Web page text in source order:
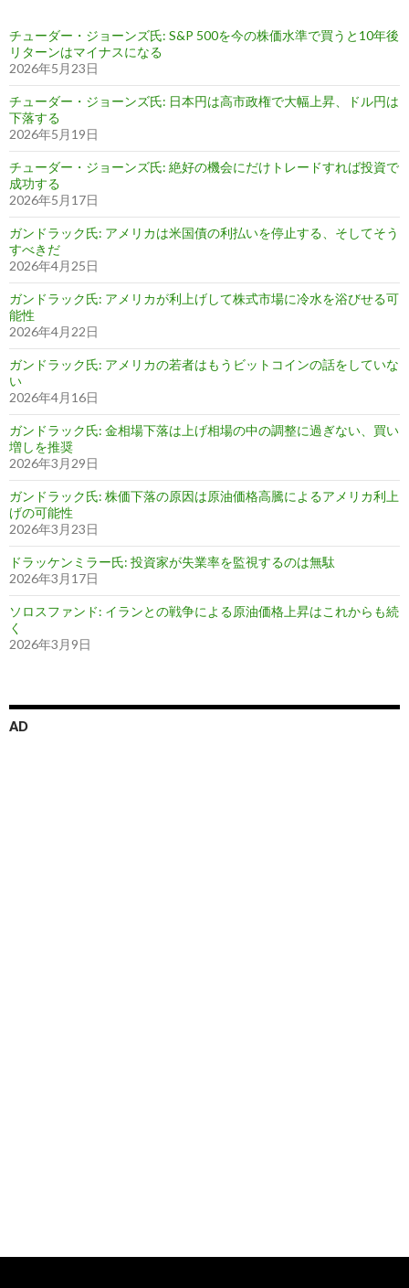
チューダー・ジョーンズ氏: S&P 500を今の株価水準で買うと10年後
リターンはマイナスになる
2026年5月23日
チューダー・ジョーンズ氏: 日本円は高市政権で大幅上昇、ドル円は
下落する
2026年5月19日
チューダー・ジョーンズ氏: 絶好の機会にだけトレードすれば投資で
成功する
2026年5月17日
ガンドラック氏: アメリカは米国債の利払いを停止する、そしてそう
すべきだ
2026年4月25日
ガンドラック氏: アメリカが利上げして株式市場に冷水を浴びせる可
能性
2026年4月22日
ガンドラック氏: アメリカの若者はもうビットコインの話をしていな
い
2026年4月16日
ガンドラック氏: 金相場下落は上げ相場の中の調整に過ぎない、買い
増しを推奨
2026年3月29日
ガンドラック氏: 株価下落の原因は原油価格高騰によるアメリカ利上
げの可能性
2026年3月23日
ドラッケンミラー氏: 投資家が失業率を監視するのは無駄
2026年3月17日
ソロスファンド: イランとの戦争による原油価格上昇はこれからも続
く
2026年3月9日
AD